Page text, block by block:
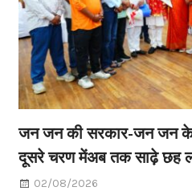
जन जन की सरकार-जन जन के
दूसरे चरण मेंअब तक साढ़े छह
02/08/2026